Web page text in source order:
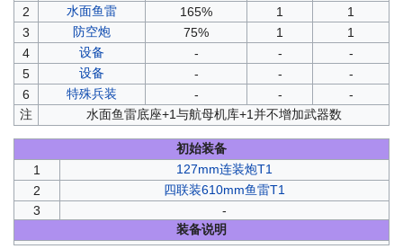
2
水面鱼雷 165% 1
1
3
防空炮 75% 1
1
4
设备 - -
-
5
设备 - -
-
6
特殊兵装 - -
-
注
水面鱼雷底座+1与航母机库+1并不增加武器数
初始装备
1
127mm连装炮T1
2
四联装610mm鱼雷T1
3
-
装备说明